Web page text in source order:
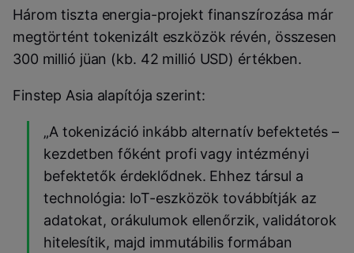
Három tiszta energia-projekt finanszírozása már
megtörtént tokenizált eszközök révén, összesen
300 millió jüan (kb. 42 millió USD) értékben.
Finstep Asia alapítója szerint:
„A tokenizáció inkább alternatív befektetés –
kezdetben főként profi vagy intézményi
befektetők érdeklődnek. Ehhez társul a
technológia: IoT-eszközök továbbítják az
adatokat, orákulumok ellenőrzik, validátorok
hitelesítik, majd immutábilis formában